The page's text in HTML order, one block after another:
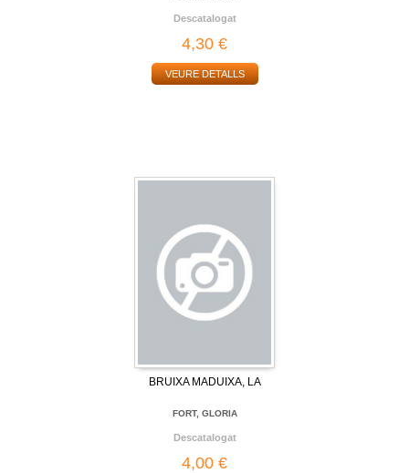
Descatalogat
4,30 €
VEURE DETALLS
BRUIXA MADUIXA, LA
FORT, GLORIA
Descatalogat
4,00 €